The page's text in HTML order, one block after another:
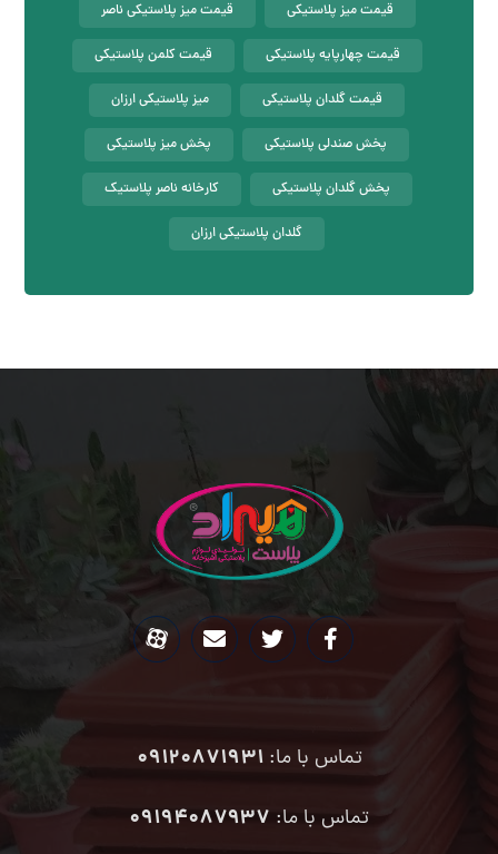
قیمت میز پلاستیکی قیمت میز پلاستیکی ناصر
قیمت چهارپایه پلاستیکی قیمت کلمن پلاستیکی
قیمت گلدان پلاستیکی میز پلاستیکی ارزان
پخش صندلی پلاستیکی پخش میز پلاستیکی
پخش گلدان پلاستیکی کارخانه ناصر پلاستیک
گلدان پلاستیکی ارزان
تماس با ما:09120871931
تماس با ما: ۰۹۱۹۴۰۸۷۹۳۷